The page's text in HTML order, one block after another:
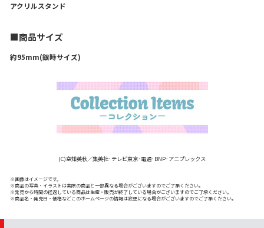
アクリルスタンド
■商品サイズ
約95mm(銀時サイズ)
(C)空知英秋／集英社･テレビ東京･電通･BNP･アニプレックス
※画像はイメージです。
※商品の写真・イラストは実際の商品と一部異なる場合がございますのでご了承ください。
※発売から時間の経過している商品は生産・販売が終了している場合がございますのでご了承ください。
※商品名・発売日・価格などこのホームページの情報は変更になる場合がございますのでご了承ください。